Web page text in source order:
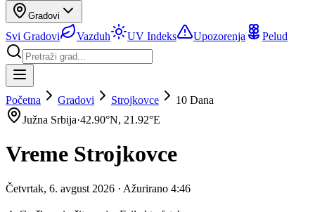
Gradovi
Svi Gradovi Vazduh UV Indeks Upozorenja Pelud
Početna Gradovi Strojkovce
10 Dana
Južna Srbija·42.90°N, 21.92°E
Vreme Strojkovce
Četvrtak, 6. avgust 2026 · Ažurirano 4:46